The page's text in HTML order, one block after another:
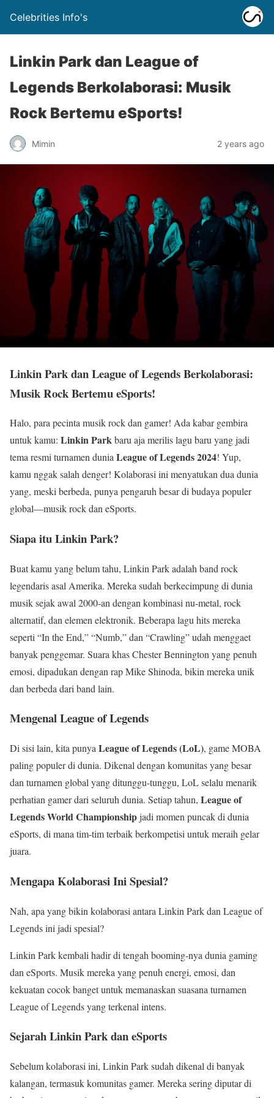
Celebrities Info's
Linkin Park dan League of
Legends Berkolaborasi: Musik
Rock Bertemu eSports!
Mimin 2 years ago
Linkin Park dan League of Legends Berkolaborasi:
Musik Rock Bertemu eSports!
Halo, para pecinta musik rock dan gamer! Ada kabar gembira
untuk kamu: Linkin Parkbaru aja merilis lagu baru yang jadi
tema resmi turnamen duniaLeague of Legends 2024! Yup,
kamu nggak salah denger! Kolaborasi ini menyatukan dua dunia
yang, meski berbeda, punya pengaruh besar di budaya populer
global—musik rock dan eSports.
Siapa itu Linkin Park?
Buat kamu yang belum tahu, Linkin Park adalah band rock
legendaris asal Amerika. Mereka sudah berkecimpung di dunia
musik sejak awal 2000-an dengan kombinasi nu-metal, rock
alternatif, dan elemen elektronik. Beberapa lagu hits mereka
seperti “In the End,” “Numb,” dan “Crawling” udah menggaet
banyak penggemar. Suara khas Chester Bennington yang penuh
emosi, dipadukan dengan rap Mike Shinoda, bikin mereka unik
dan berbeda dari band lain.
Mengenal League of Legends
Di sisi lain, kita punyaLeague of Legends (LoL), game MOBA
paling populer di dunia. Dikenal dengan komunitas yang besar
dan turnamen global yang ditunggu-tunggu, LoL selalu menarik
perhatian gamer dari seluruh dunia. Setiap tahun, League of
Legends World Championshipjadi momen puncak di dunia
eSports, di mana tim-tim terbaik berkompetisi untuk meraih gelar
juara.
Mengapa Kolaborasi Ini Spesial?
Nah, apa yang bikin kolaborasi antara Linkin Park dan League of
Legends ini jadi spesial?
Linkin Park kembali hadir di tengah booming-nya dunia gaming
dan eSports. Musik mereka yang penuh energi, emosi, dan
kekuatan cocok banget untuk memanaskan suasana turnamen
League of Legends yang terkenal intens.
Sejarah Linkin Park dan eSports
Sebelum kolaborasi ini, Linkin Park sudah dikenal di banyak
kalangan, termasuk komunitas gamer. Mereka sering diputar di